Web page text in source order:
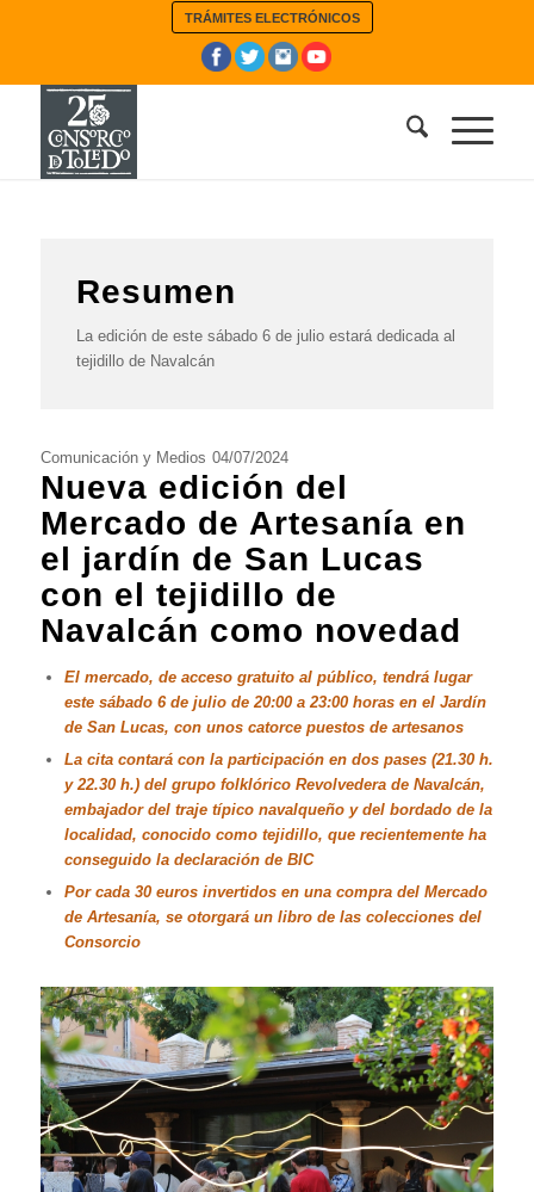
TRÁMITES ELECTRÓNICOS
Resumen
La edición de este sábado 6 de julio estará dedicada al
tejidillo de Navalcán
Comunicación y Medios 04/07/2024
Nueva edición del
Mercado de Artesanía en
el jardín de San Lucas
con el tejidillo de
Navalcán como novedad
El mercado, de acceso gratuito al público, tendrá lugar
este sábado 6 de julio de 20:00 a 23:00 horas en el Jardín
de San Lucas, con unos catorce puestos de artesanos
La cita contará con la participación en dos pases (21.30 h.
y 22.30 h.) del grupo folklórico Revolvedera de Navalcán,
embajador del traje típico navalqueño y del bordado de la
localidad, conocido como tejidillo, que recientemente ha
conseguido la declaración de BIC
Por cada 30 euros invertidos en una compra del Mercado
de Artesanía, se otorgará un libro de las colecciones del
Consorcio